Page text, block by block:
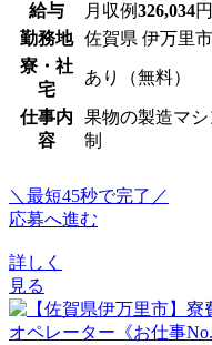
給与 月収例326,034円
勤務地
佐賀県 伊万里市
寮・社
宅
あり（無料）
仕事内
容
果物の製造マ
制
＼最短45秒で完了／
応募へ進む
詳しく
見る